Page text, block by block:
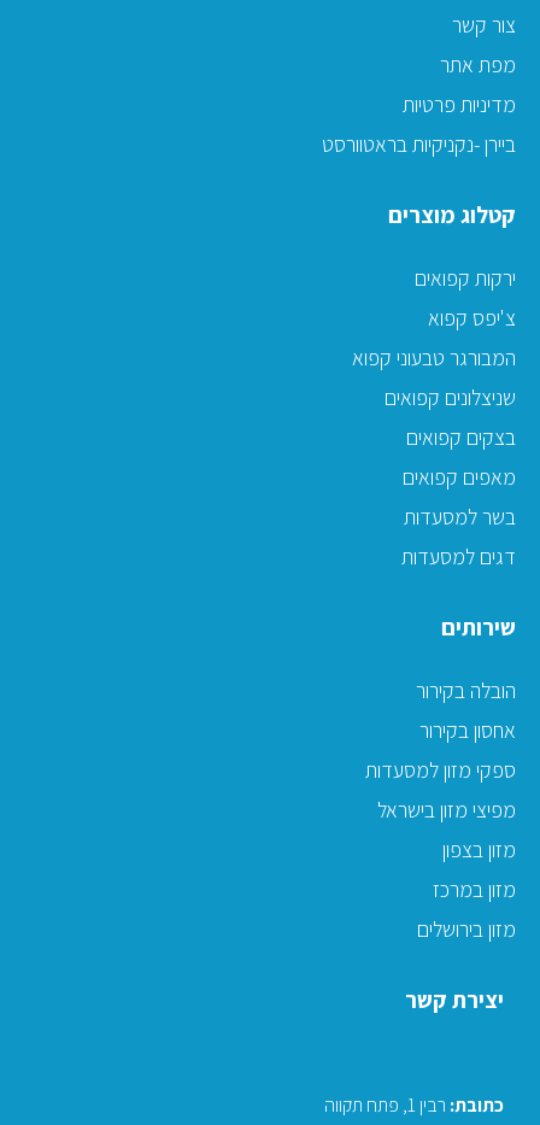
צור קשר
מפת אתר
מדיניות פרטיות
ביירן -נקניקיות בראטוורסט
קטלוג מוצרים
ירקות קפואים
צ'יפס קפוא
המבורגר טבעוני קפוא
שניצלונים קפואים
בצקים קפואים
מאפים קפואים
בשר למסעדות
דגים למסעדות
שירותים
הובלה בקירור
אחסון בקירור
ספקי מזון למסעדות
מפיצי מזון בישראל
מזון בצפון
מזון במרכז
מזון בירושלים
יצירת קשר
כתובת: רבין 1, פתח תקווה